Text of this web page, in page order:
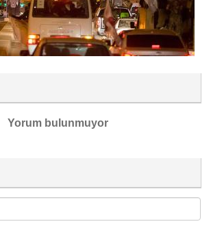
Yorum bulunmuyor